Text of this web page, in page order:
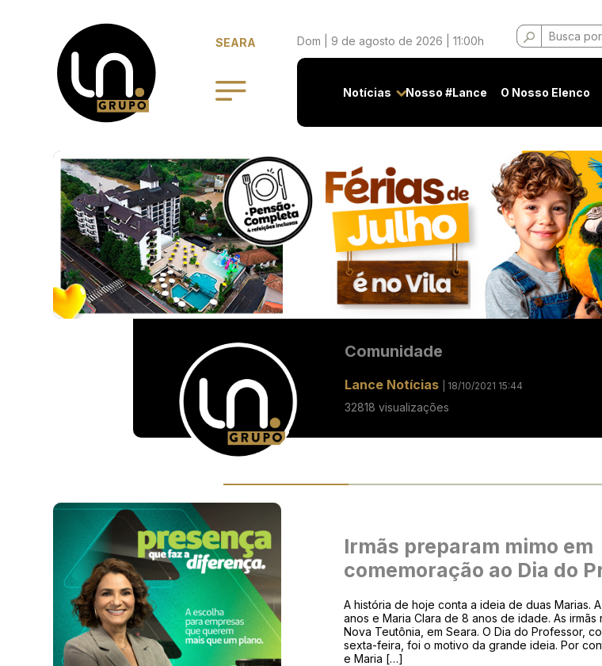
SEARA Dom | 9 de agosto de 2026 | 11:00h
Buscar
por:
Notícias Nosso #Lance O Nosso Elenco
Comunidade
Lance Notícias | 18/10/2021 15:44
32818 visualizações
Irmãs preparam mimo em
comemoração ao Dia do
A história de hoje conta a ideia de duas Marias.
anos e Maria Clara de 8 anos de idade. As irmãs
Nova Teutônia, em Seara. O Dia do Professor,
sexta-feira, foi o motivo da grande ideia. Por
e Maria […]